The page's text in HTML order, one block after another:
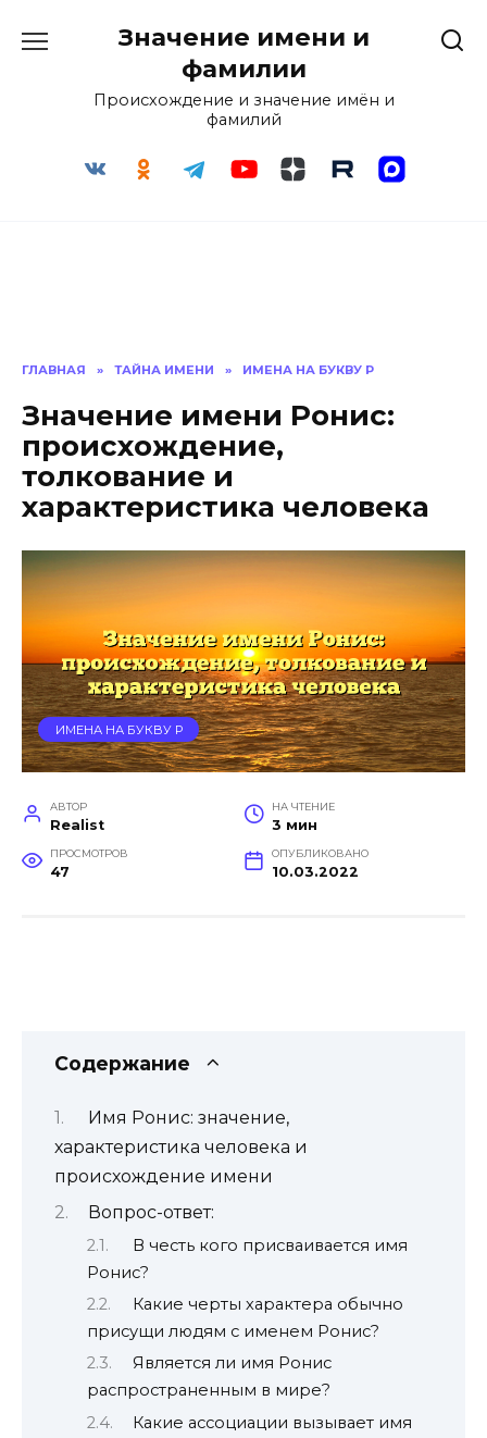
Значение имени и
фамилии
Происхождение и значение имён и
фамилий
ГЛАВНАЯ » ТАЙНА ИМЕНИ » ИМЕНА НА БУКВУ Р
Значение имени Ронис:
происхождение,
толкование и
характеристика человека
ИМЕНА НА БУКВУ Р
АВТОР
Realist
НА ЧТЕНИЕ
3 мин
ПРОСМОТРОВ
47
ОПУБЛИКОВАНО
10.03.2022
Содержание
Имя Ронис: значение,
характеристика человека и
происхождение имени
Вопрос-ответ:
В честь кого присваивается имя
Ронис?
Какие черты характера обычно
присущи людям с именем Ронис?
Является ли имя Ронис
распространенным в мире?
Какие ассоциации вызывает имя